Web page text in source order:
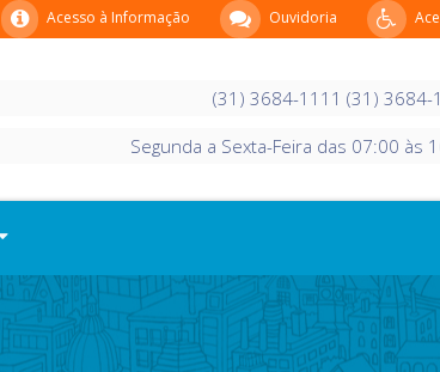
Ouvidoria
Acesso à Informação
(31) 3684-1111 (31) 3684-
Segunda a Sexta-Feira das 07:00 às